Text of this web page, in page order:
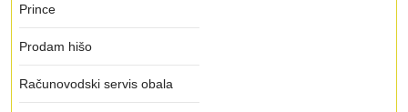
Prince
Prodam hišo
Računovodski servis obala